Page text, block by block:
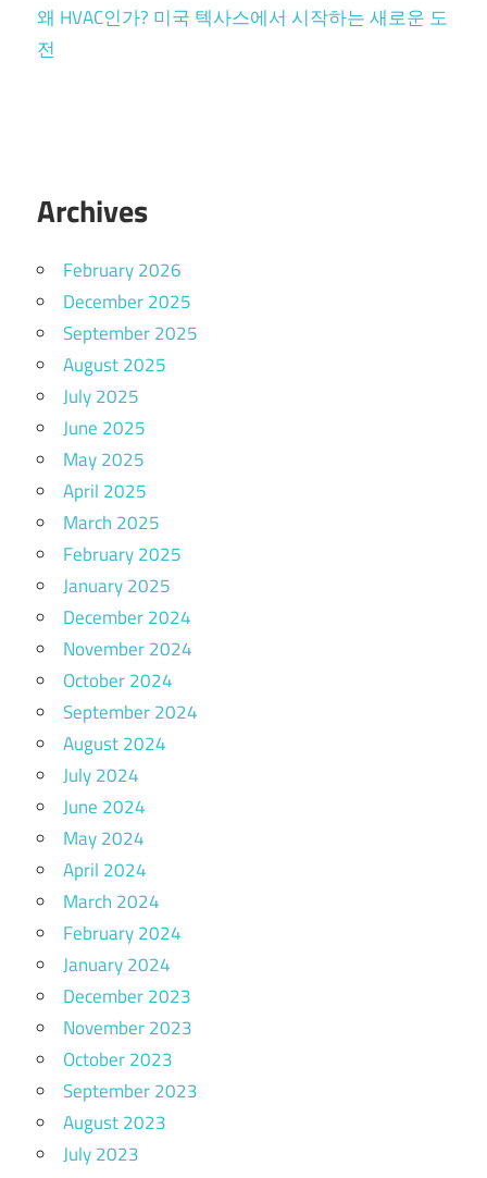
왜 HVAC인가? 미국 텍사스에서 시작하는 새로운 도
전
Archives
February 2026
December 2025
September 2025
August 2025
July 2025
June 2025
May 2025
April 2025
March 2025
February 2025
January 2025
December 2024
November 2024
October 2024
September 2024
August 2024
July 2024
June 2024
May 2024
April 2024
March 2024
February 2024
January 2024
December 2023
November 2023
October 2023
September 2023
August 2023
July 2023